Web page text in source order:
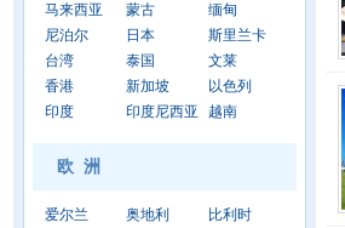
马来西亚
蒙古
缅甸
尼泊尔
日本
斯里兰卡
台湾
泰国
文莱
香港
新加坡
以色列
印度
印度尼西亚 越南
欧 洲
爱尔兰 奥地利
比利时